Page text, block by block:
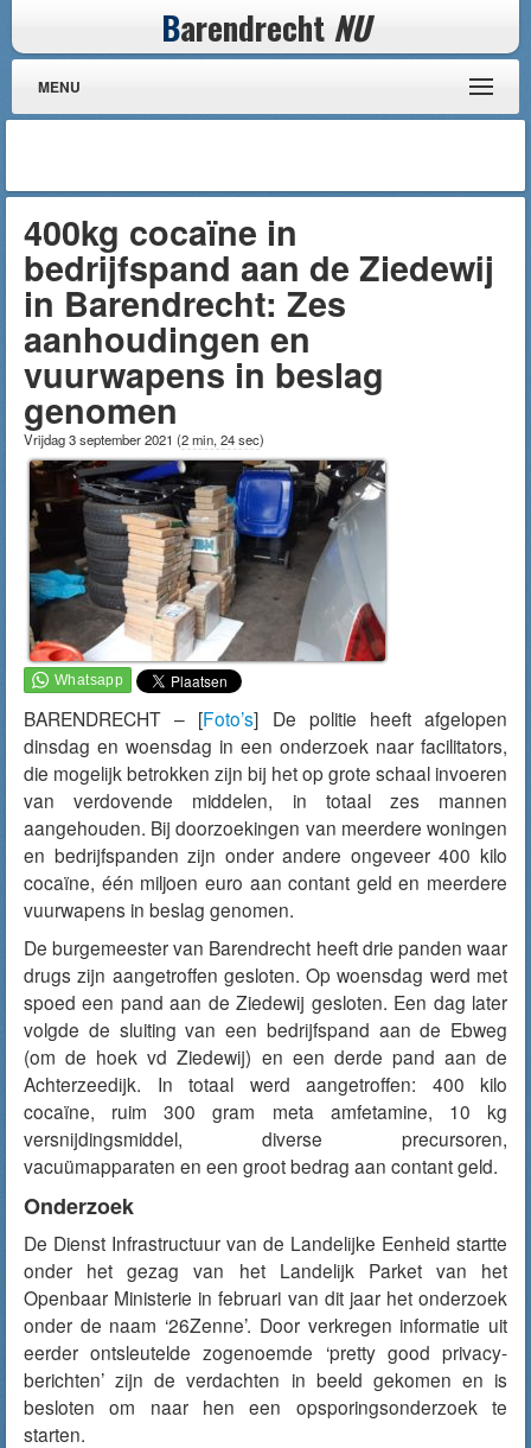
Barendrecht NU
MENU
400kg cocaïne in
bedrijfspand aan de Ziedewij
in Barendrecht: Zes
aanhoudingen en
vuurwapens in beslag
genomen
Vrijdag 3 september 2021 (2 min, 24 sec)
BARENDRECHT – [Foto’s] De politie heeft afgelopen
dinsdag en woensdag in een onderzoek naar facilitators,
die mogelijk betrokken zijn bij het op grote schaal invoeren
van verdovende middelen, in totaal zes mannen
aangehouden. Bij doorzoekingen van meerdere woningen
en bedrijfspanden zijn onder andere ongeveer 400 kilo
cocaïne, één miljoen euro aan contant geld en meerdere
vuurwapens in beslag genomen.
De burgemeester van Barendrecht heeft drie panden waar
drugs zijn aangetroffen gesloten. Op woensdag werd met
spoed een pand aan de Ziedewij gesloten. Een dag later
volgde de sluiting van een bedrijfspand aan de Ebweg
(om de hoek vd Ziedewij) en een derde pand aan de
Achterzeedijk. In totaal werd aangetroffen: 400 kilo
cocaïne, ruim 300 gram meta amfetamine, 10 kg
versnijdingsmiddel, diverse precursoren,
vacuümapparaten en een groot bedrag aan contant geld.
Onderzoek
De Dienst Infrastructuur van de Landelijke Eenheid startte
onder het gezag van het Landelijk Parket van het
Openbaar Ministerie in februari van dit jaar het onderzoek
onder de naam ‘26Zenne’. Door verkregen informatie uit
eerder ontsleutelde zogenoemde ‘pretty good privacy-
berichten’ zijn de verdachten in beeld gekomen en is
besloten om naar hen een opsporingsonderzoek te
starten.